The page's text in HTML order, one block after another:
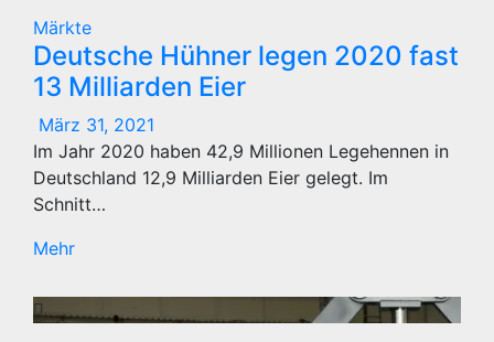
Märkte
Deutsche Hühner legen 2020 fast
13 Milliarden Eier
März 31, 2021
Im Jahr 2020 haben 42,9 Millionen Legehennen in
Deutschland 12,9 Milliarden Eier gelegt. Im
Schnitt…
Mehr